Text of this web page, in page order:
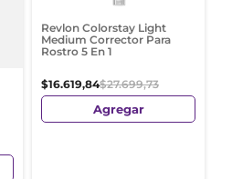
Revlon Colorstay Light
Medium Corrector Para
Rostro 5 En 1
$16.619,84$27.699,73
Agregar